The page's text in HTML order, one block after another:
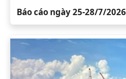
Báo cáo ngày 25-28/7/2026